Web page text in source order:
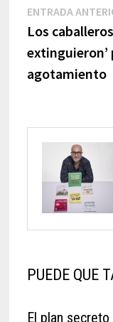
de
entradas
ENTRADA
Los
extinguieron’
agotamiento
PUEDE QUE
El plan